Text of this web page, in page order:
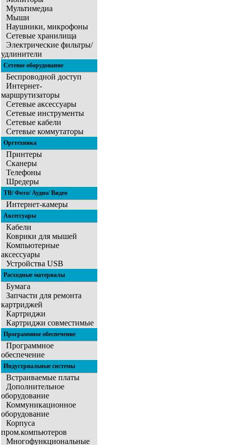
Мультимедиа
Мыши
Наушники, микрофоны
Сетевые хранилища
Электрические фильтры/
удлинители
Сетевое оборудование
Беспроводной доступ
Интернет-
маршрутизаторы
Сетевые аксессуары
Сетевые инструменты
Сетевые кабели
Сетевые коммутаторы
Оргтехника
Принтеры
Сканеры
Телефоны
Шредеры
ТВ/ Фото/ Аудио/ Видео
Интернет-камеры
Аксессуары
Кабели
Коврики для мышей
Компьютерные
аксессуары
Устройства USB
Расходные материалы
Бумага
Запчасти для ремонта
картриджей
Картриджи
Картриджи совместимые
Программное обеспечение
Программное
обеспечение
Индустриальные системы
Встраиваемые платы
Дополнительное
оборудование
Коммуникационное
оборудование
Корпуса
пром.компьютеров
Многофункциональные